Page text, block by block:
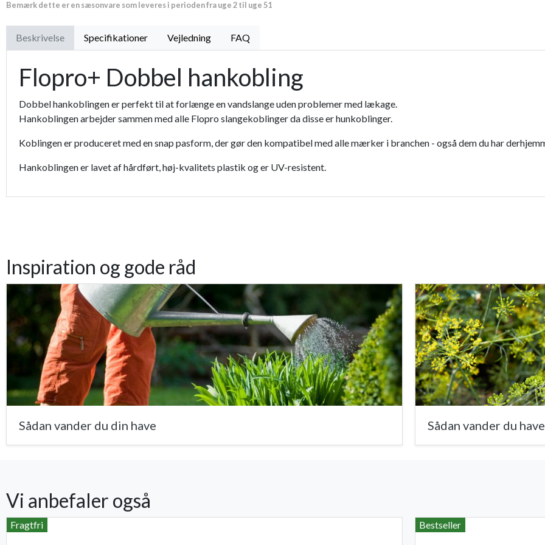
Proffesionel vandingspose 100 liter
Bemærk dette er en sæsonvare som leveres i perioden fra uge 2 til uge 51
Beskrivelse Specifikationer Vejledning FAQ
Flopro+ Dobbel hankobling
Dobbel hankoblingen er perfekt til at forlænge en vandslange uden problemer med lækage.
Hankoblingen arbejder sammen med alle Flopro slangekoblinger da disse er hunkoblinger.
Koblingen er produceret med en snap pasform, der gør den kompatibel med alle mærker i branchen - også dem du har
Hankoblingen er lavet af hårdført, høj-kvalitets plastik og er UV-resistent.
Inspiration og gode råd
Sådan vander du din have Sådan vander du
Vi anbefaler også
Fragtfri Bestseller